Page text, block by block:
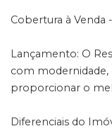
Cobertura à Venda
Lançamento: O
com modernidade,
proporcionar o
Diferenciais do